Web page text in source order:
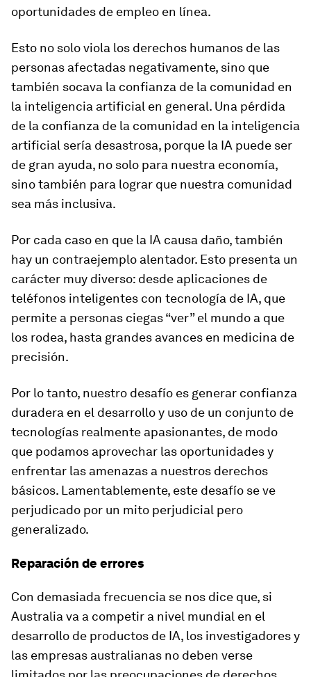
oportunidades de empleo en línea.
Esto no solo viola los derechos humanos de las
personas afectadas negativamente, sino que
también socava la confianza de la comunidad en
la inteligencia artificial en general. Una pérdida
de la confianza de la comunidad en la inteligencia
artificial sería desastrosa, porque la IA puede ser
de gran ayuda, no solo para nuestra economía,
sino también para lograr que nuestra comunidad
sea más inclusiva.
Por cada caso en que la IA causa daño, también
hay un contraejemplo alentador. Esto presenta un
carácter muy diverso: desde aplicaciones de
teléfonos inteligentes con tecnología de IA, que
permite a personas ciegas “ver” el mundo a que
los rodea, hasta grandes avances en medicina de
precisión.
Por lo tanto, nuestro desafío es generar confianza
duradera en el desarrollo y uso de un conjunto de
tecnologías realmente apasionantes, de modo
que podamos aprovechar las oportunidades y
enfrentar las amenazas a nuestros derechos
básicos. Lamentablemente, este desafío se ve
perjudicado por un mito perjudicial pero
generalizado.
Reparación de errores
Con demasiada frecuencia se nos dice que, si
Australia va a competir a nivel mundial en el
desarrollo de productos de IA, los investigadores y
las empresas australianas no deben verse